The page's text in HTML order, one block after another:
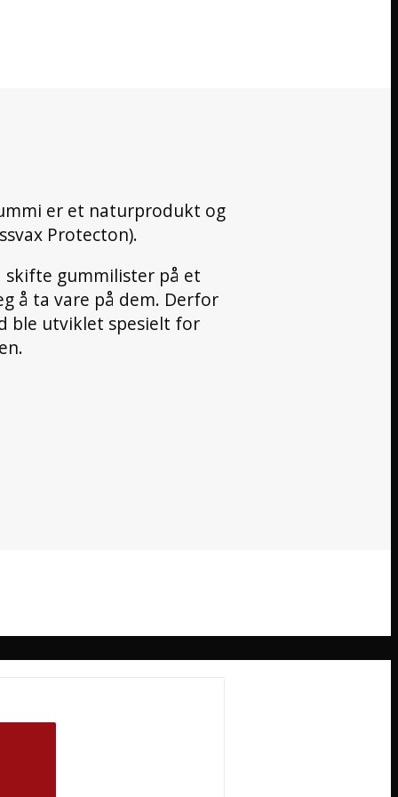
er et naturprodukt og
Protecton).
skifte gummilister på et
å ta vare på dem. Derfor
ble utviklet spesielt for